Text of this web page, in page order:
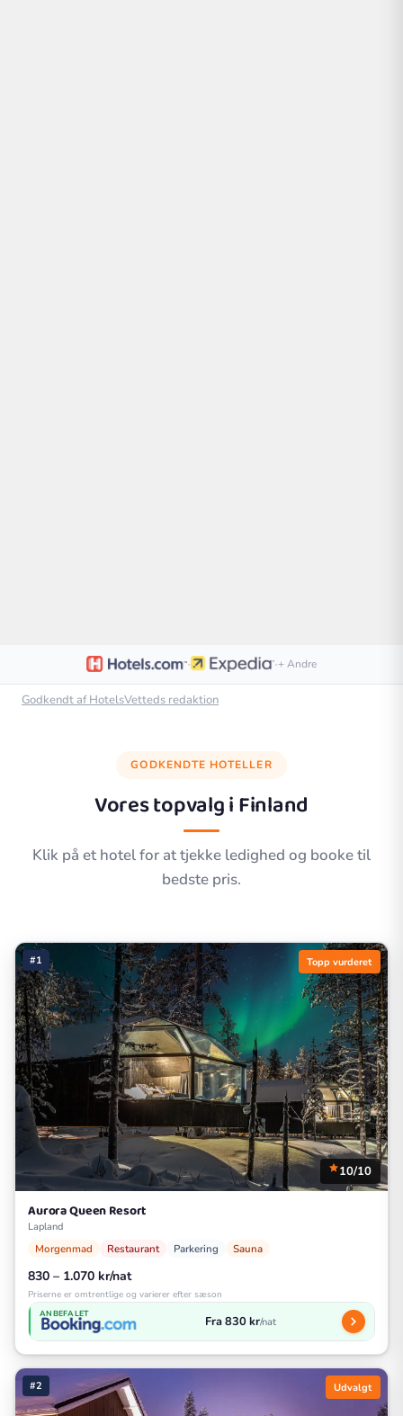
· ·+ Andre
Godkendt af HotelsVetteds redaktion
GODKENDTE HOTELLER
Vores topvalg iFinland
Klik på et hotel for at tjekke ledighed og booke til
bedste pris.
#1 Topp vurderet
10/10
Aurora Queen Resort
Lapland
Morgenmad Restaurant Parkering Sauna
830 – 1.070 kr/nat
Priserne er omtrentlige og varierer efter sæson
ANBEFALET Fra 830 kr/nat
#2 Udvalgt